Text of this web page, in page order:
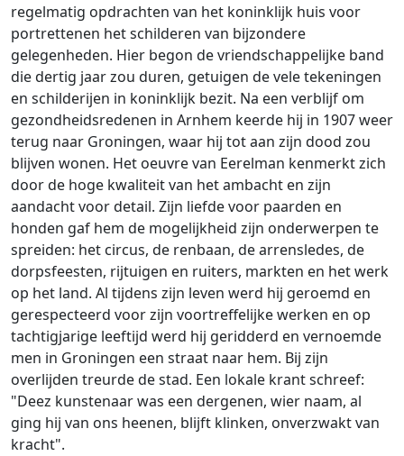
regelmatig opdrachten van het koninklijk huis voor
portrettenen het schilderen van bijzondere
gelegenheden. Hier begon de vriendschappelijke band
die dertig jaar zou duren, getuigen de vele tekeningen
en schilderijen in koninklijk bezit. Na een verblijf om
gezondheidsredenen in Arnhem keerde hij in 1907 weer
terug naar Groningen, waar hij tot aan zijn dood zou
blijven wonen. Het oeuvre van Eerelman kenmerkt zich
door de hoge kwaliteit van het ambacht en zijn
aandacht voor detail. Zijn liefde voor paarden en
honden gaf hem de mogelijkheid zijn onderwerpen te
spreiden: het circus, de renbaan, de arrensledes, de
dorpsfeesten, rijtuigen en ruiters, markten en het werk
op het land. Al tijdens zijn leven werd hij geroemd en
gerespecteerd voor zijn voortreffelijke werken en op
tachtigjarige leeftijd werd hij geridderd en vernoemde
men in Groningen een straat naar hem. Bij zijn
overlijden treurde de stad. Een lokale krant schreef:
"Deez kunstenaar was een dergenen, wier naam, al
ging hij van ons heenen, blijft klinken, onverzwakt van
kracht".